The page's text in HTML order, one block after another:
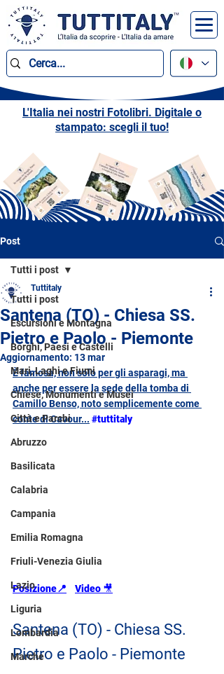
L'Italia nei nostri Fotolibri. Digitale o
stampato: scegli il tuo!
Post
Tutti i post
Escursioni e Montagna
Borghi, Paesi e Castelli
Mari, Laghi e Fiumi
Chiese, Monumenti e Musei
Città e Parchi
Abruzzo
Basilicata
Calabria
Campania
Emilia Romagna
Friuli-Venezia Giulia
Lazio
Liguria
Lombardia
Marche
Tutti i post
Santena (TO) - Chiesa SS.
Pietro e Paolo - Piemonte
Tuttitaly
Aggiornamento: 13 mar
È famosa, non solo per gli asparagi, ma
anche per essere la sede della tomba di
Camillo Benso, noto semplicemente come
conte di Cavour... #tuttitaly
Posizione📍 Video 🎥
Santena (TO) - Chiesa SS.
Pietro e Paolo - Piemonte